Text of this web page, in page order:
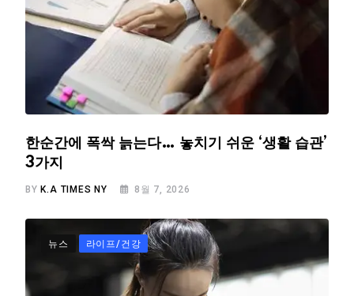
한순간에 폭싹 늙는다… 놓치기 쉬운 ‘생활 습관’
3가지
BY K.A TIMES NY 8월 7, 2026
뉴스 라이프/건강